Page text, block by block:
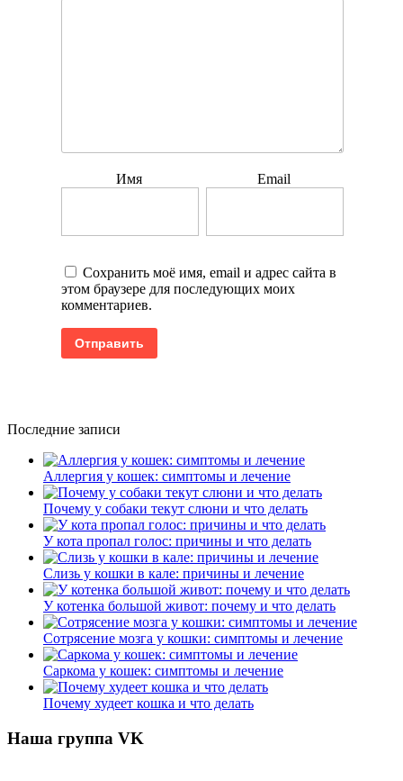
Имя Email
Сохранить моё имя, email и адрес сайта в
этом браузере для последующих моих
комментариев.
Последние записи
Аллергия у кошек: симптомы и лечение
Почему у собаки текут слюни и что делать
У кота пропал голос: причины и что делать
Слизь у кошки в кале: причины и лечение
У котенка большой живот: почему и что делать
Сотрясение мозга у кошки: симптомы и лечение
Саркома у кошек: симптомы и лечение
Почему худеет кошка и что делать
Наша группа VK